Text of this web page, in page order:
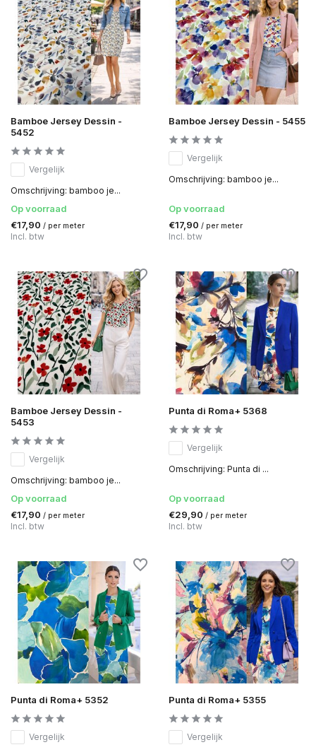
Bamboe Jersey Dessin -
5452
Vergelijk
Omschrijving: bamboo je...
Op voorraad
€17,90 / per meter
Incl. btw
Bamboe Jersey Dessin - 5455
Vergelijk
Omschrijving: bamboo je...
Op voorraad
€17,90 / per meter
Incl. btw
Bamboe Jersey Dessin -
5453
Vergelijk
Omschrijving: bamboo je...
Op voorraad
€17,90 / per meter
Incl. btw
Punta di Roma+ 5368
Vergelijk
Omschrijving: Punta di ...
Op voorraad
€29,90 / per meter
Incl. btw
Punta di Roma+ 5352
Vergelijk
Punta di Roma+ 5355
Vergelijk